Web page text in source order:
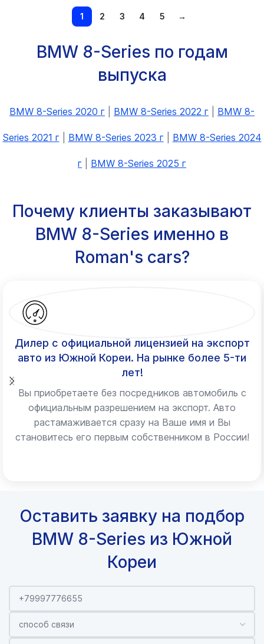
1 2 3 4 5 →
BMW 8-Series по годам
выпуска
BMW 8-Series 2020 г BMW 8-Series 2022 г BMW 8-
Series 2021 г| BMW 8-Series 2023 г| BMW 8-Series 2024
г BMW 8-Series 2025 г
Почему клиенты заказывают
BMW 8-Series именно в
Roman's cars?
Дилер с официальной лицензией на экспорт
авто из Южной Кореи. На рынке более 5-ти
лет!
Вы приобретаете без посредников автомобиль с
официальным разрешением на экспорт. Авто
растамаживается сразу на Ваше имя и Вы
становитесь его первым собственником в России!
Оставить заявку на подбор
BMW 8-Series из Южной
Кореи